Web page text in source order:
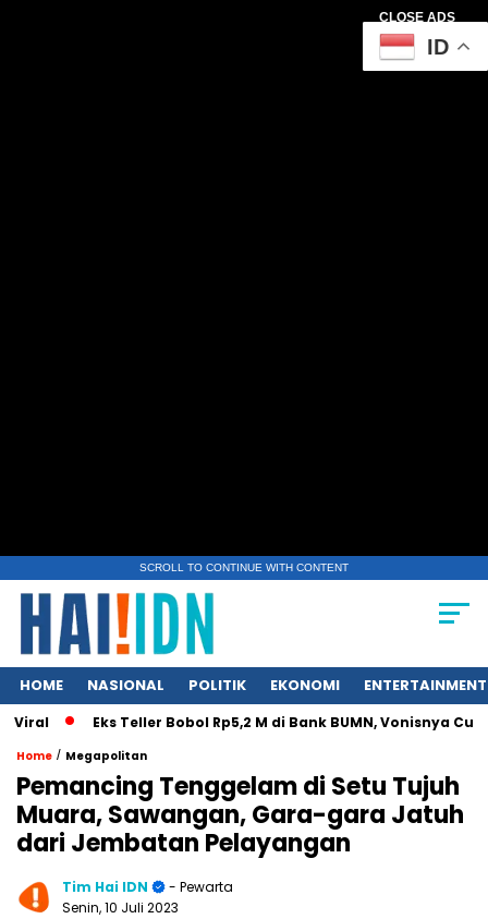
CLOSE ADS
SCROLL TO CONTINUE WITH CONTENT
HOME NASIONAL POLITIK EKONOMI ENTERTAINMENT
Eks Teller Bobol Rp5,2 M di Bank BUMN, Vonisnya
Home / Megapolitan
Pemancing Tenggelam di Setu Tujuh
Muara, Sawangan, Gara-gara Jatuh
dari Jembatan Pelayangan
Tim Hai IDN
- Pewarta
Senin, 10 Juli 2023
ID